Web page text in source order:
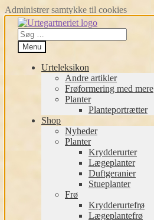
Administrer samtykke til cookies
Spring
til
navigation
Spring
til
indhold
Søg
efter:
Menu
Urteleksikon
Andre artikler
Frøformering med mere
Planter
Planteportrætter
Shop
Nyheder
Planter
Krydderurter
Lægeplanter
Duftgeranier
Stueplanter
Frø
Krydderurtefrø
Lægeplantefrø